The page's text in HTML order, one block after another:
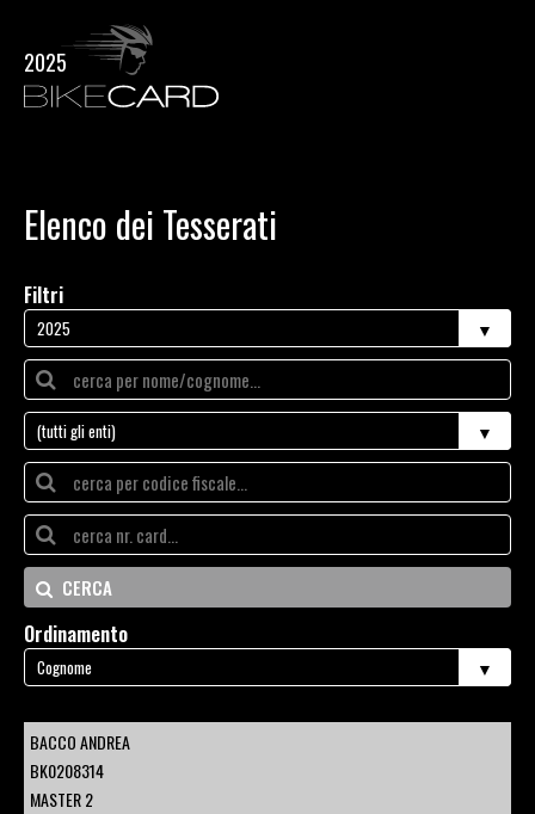
2025
Elenco dei Tesserati
Filtri
CERCA
Ordinamento
BACCO ANDREA
BK0208314
MASTER 2